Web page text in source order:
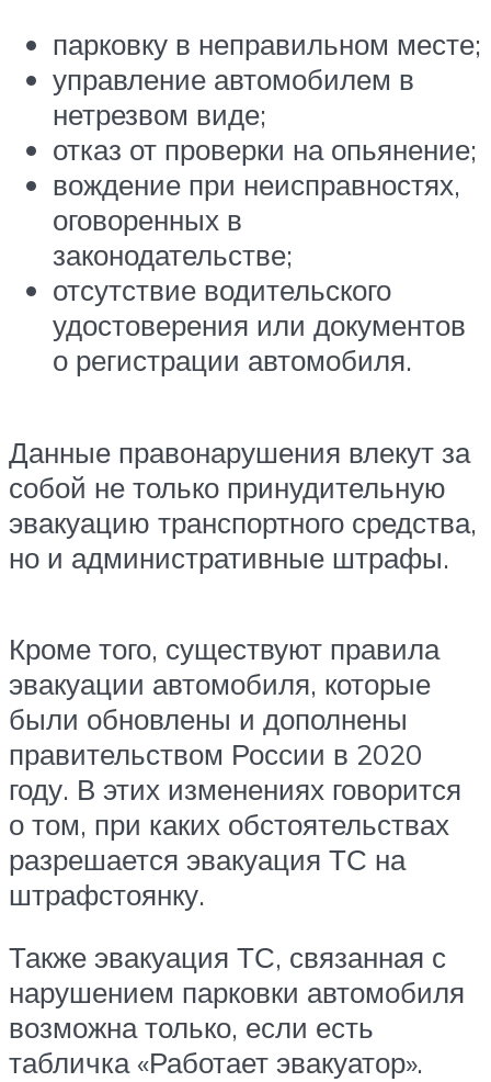
парковку в неправильном месте;
управление автомобилем в
нетрезвом виде;
отказ от проверки на опьянение;
вождение при неисправностях,
оговоренных в
законодательстве;
отсутствие водительского
удостоверения или документов
о регистрации автомобиля.
Данные правонарушения влекут за
собой не только принудительную
эвакуацию транспортного средства,
но и административные штрафы.
Кроме того, существуют правила
эвакуации автомобиля, которые
были обновлены и дополнены
правительством России в 2020
году. В этих изменениях говорится
о том, при каких обстоятельствах
разрешается эвакуация ТС на
штрафстоянку.
Также эвакуация ТС, связанная с
нарушением парковки автомобиля
возможна только, если есть
табличка «Работает эвакуатор».